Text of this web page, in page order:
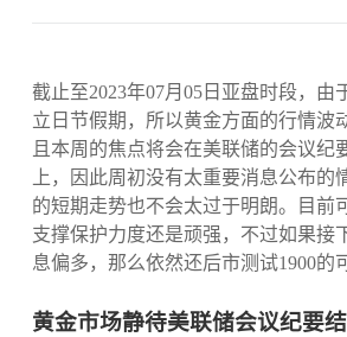
截止至2023年07月05日亚盘时段，由
立日节假期，所以黄金方面的行情波
且本周的焦点将会在美联储的会议纪
上，因此周初没有太重要消息公布的
的短期走势也不会太过于明朗。目前
支撑保护力度还是顽强，不过如果接
息偏多，那么依然还后市测试1900的
黄金市场静待美联储会议纪要